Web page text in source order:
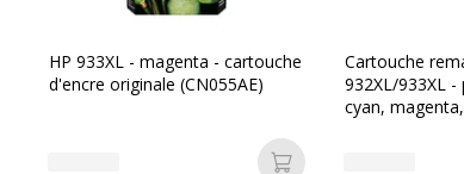
Marque
Référence produit fabricant
HP 933XL - magenta - cartouche
d'encre originale (CN055AE)
Cartouche
932XL/933XL
cyan,